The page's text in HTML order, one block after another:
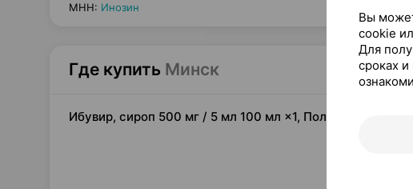
МНН: Инозин
Где купить Минск
Ибувир, сироп 500 мг / 5 мл 100 мл ×1, Польфарма AO
Вы
cookie
Для
сроках